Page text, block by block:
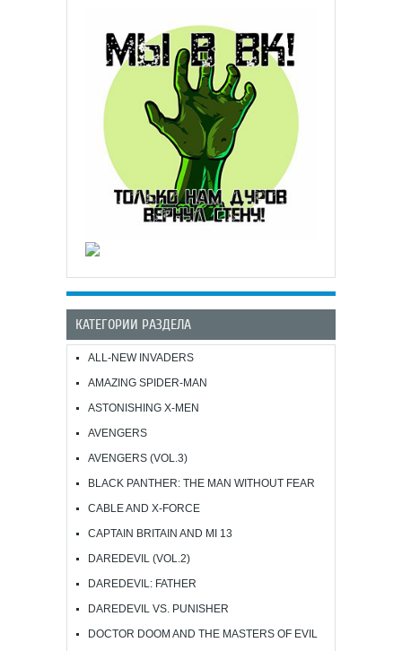
КАТЕГОРИИ РАЗДЕЛА
ALL-NEW INVADERS
AMAZING SPIDER-MAN
ASTONISHING X-MEN
AVENGERS
AVENGERS (VOL.3)
BLACK PANTHER: THE MAN WITHOUT FEAR
CABLE AND X-FORCE
CAPTAIN BRITAIN AND MI 13
DAREDEVIL (VOL.2)
DAREDEVIL: FATHER
DAREDEVIL VS. PUNISHER
DOCTOR DOOM AND THE MASTERS OF EVIL